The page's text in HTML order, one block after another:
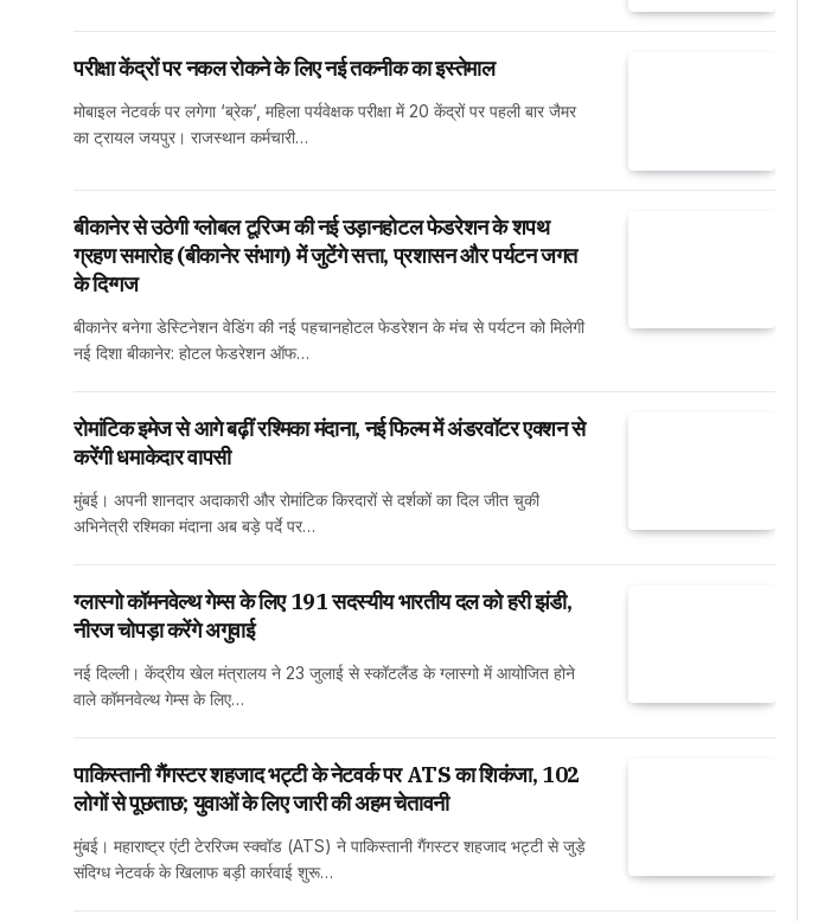
परीक्षा केंद्रों पर नकल रोकने के लिए नई तकनीक का इस्तेमाल
मोबाइल नेटवर्क पर लगेगा ‘ब्रेक’, महिला पर्यवेक्षक परीक्षा में 20 केंद्रों पर पहली बार जैमर
का ट्रायल जयपुर। राजस्थान कर्मचारी…
बीकानेर से उठेगी ग्लोबल टूरिज्म की नई उड़ानहोटल फेडरेशन के शपथ
ग्रहण समारोह (बीकानेर संभाग) में जुटेंगे सत्ता, प्रशासन और पर्यटन जगत
के दिग्गज
बीकानेर बनेगा डेस्टिनेशन वेडिंग की नई पहचानहोटल फेडरेशन के मंच से पर्यटन को मिलेगी
नई दिशा बीकानेर: होटल फेडरेशन ऑफ…
रोमांटिक इमेज से आगे बढ़ीं रश्मिका मंदाना, नई फिल्म में अंडरवॉटर एक्शन से
करेंगी धमाकेदार वापसी
मुंबई। अपनी शानदार अदाकारी और रोमांटिक किरदारों से दर्शकों का दिल जीत चुकी
अभिनेत्री रश्मिका मंदाना अब बड़े पर्दे पर…
ग्लास्गो कॉमनवेल्थ गेम्स के लिए 191 सदस्यीय भारतीय दल को हरी झंडी,
नीरज चोपड़ा करेंगे अगुवाई
नई दिल्ली। केंद्रीय खेल मंत्रालय ने 23 जुलाई से स्कॉटलैंड के ग्लास्गो में आयोजित होने
वाले कॉमनवेल्थ गेम्स के लिए…
पाकिस्तानी गैंगस्टर शहजाद भट्टी के नेटवर्क पर ATS का शिकंजा, 102
लोगों से पूछताछ; युवाओं के लिए जारी की अहम चेतावनी
मुंबई। महाराष्ट्र एंटी टेररिज्म स्क्वॉड (ATS) ने पाकिस्तानी गैंगस्टर शहजाद भट्टी से जुड़े
संदिग्ध नेटवर्क के खिलाफ बड़ी कार्रवाई शुरू…